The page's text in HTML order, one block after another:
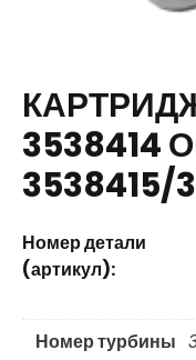
3538414
3538415/
Номер детали
(артикул):
Номер турбины